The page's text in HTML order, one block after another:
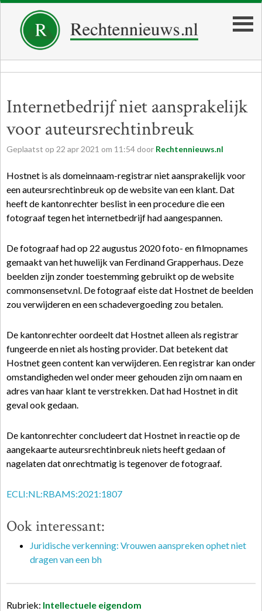
Internetbedrijf niet aansprakelijk
voor auteursrechtinbreuk
Geplaatst op 22 apr 2021 om 11:54 door Rechtennieuws.nl
Hostnet is als domeinnaam-registrar niet aansprakelijk voor
een auteursrechtinbreuk op de website van een klant. Dat
heeft de kantonrechter beslist in een procedure die een
fotograaf tegen het internetbedrijf had aangespannen.
De fotograaf had op 22 augustus 2020 foto- en filmopnames
gemaakt van het huwelijk van Ferdinand Grapperhaus. Deze
beelden zijn zonder toestemming gebruikt op de website
commonsensetv.nl. De fotograaf eiste dat Hostnet de beelden
zou verwijderen en een schadevergoeding zou betalen.
De kantonrechter oordeelt dat Hostnet alleen als registrar
fungeerde en niet als hosting provider. Dat betekent dat
Hostnet geen content kan verwijderen. Een registrar kan onder
omstandigheden wel onder meer gehouden zijn om naam en
adres van haar klant te verstrekken. Dat had Hostnet in dit
geval ook gedaan.
De kantonrechter concludeert dat Hostnet in reactie op de
aangekaarte auteursrechtinbreuk niets heeft gedaan of
nagelaten dat onrechtmatig is tegenover de fotograaf.
ECLI:NL:RBAMS:2021:1807
Ook interessant:
Juridische verkenning: Vrouwen aanspreken ophet niet
dragen van een bh
Rubriek: Intellectuele eigendom